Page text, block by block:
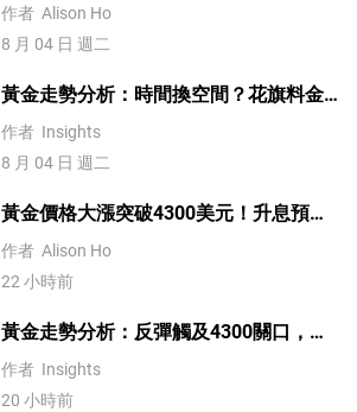
作者 Alison Ho
8 月 04 日 週二
黃金走勢分析：時間換空間？花旗料金
價四季度上探4500
作者 Insights
8 月 04 日 週二
黃金價格大漲突破4300美元！升息預期
降溫疊加央行購金，未來持續漲？
作者 Alison Ho
22 小時前
黃金走勢分析：反彈觸及4300關口，
「雙底」確立劍指這一目標！
作者 Insights
20 小時前